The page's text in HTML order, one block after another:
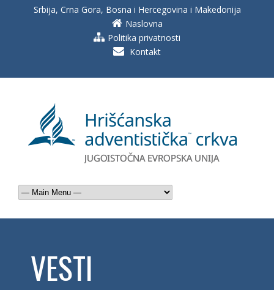
Srbija, Crna Gora, Bosna i Hercegovina i Makedonija
Naslovna
Politika privatnosti
Kontakt
VESTI